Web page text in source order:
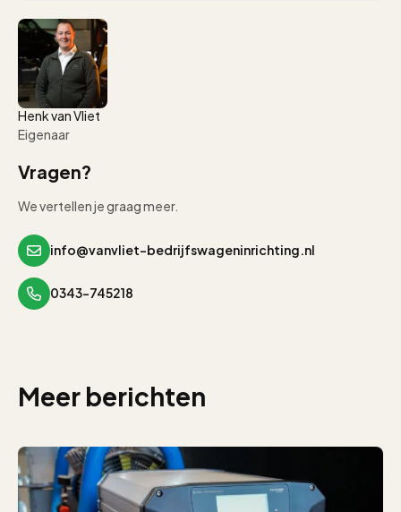
Henk van Vliet
Eigenaar
Vragen?
We vertellen je graag meer.
info@vanvliet-bedrijfswageninrichting.nl
0343-745218
Meer berichten